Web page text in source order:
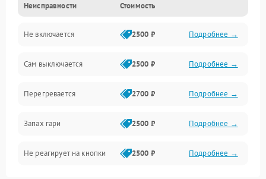
Неисправности Стоимость
Не включается 2500 ₽ Подробнее →
Сам выключается 2500 ₽ Подробнее →
Перегревается 2700 ₽ Подробнее →
Запах гари 2500 ₽ Подробнее →
Не реагирует на кнопки 2500 ₽ Подробнее →